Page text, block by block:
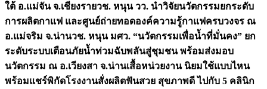
ใต้ อ.แม่จัน จ.เชียงรายวช. หนุน วว. นำวิจัยนวัตกรรมยกระดับ
การผลิตกาแฟ และศูนย์ถ่ายทอดองค์ความรู้กาแฟครบวงจร ณ
อ.แม่จริม จ.น่านวช. หนุน มศว. “นวัตกรรมเพื่อน้ำที่มั่นคง” ยก
ระดับระบบเตือนภัยน้ำท่วมฉับพลันสู่ชุมชน พร้อมส่งมอบ
นวัตกรรม ณ อ.เวียงสา จ.น่านเสื้อหน่วยงาน นิยมใช้แบบไหน
พร้อมแชร์พิกัดโรงงานสั่งผลิตฟันสวย สุขภาพดี ไปกับ 5 คลินิก